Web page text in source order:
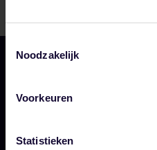
Noodzakelijk
Voorkeuren
Statistieken